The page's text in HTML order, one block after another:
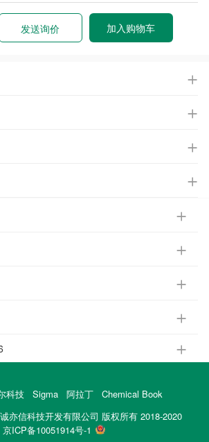
加入购物车
发送询价
科技 Sigma 阿拉丁
Chemical Book
亦信科技开发有限公司 版权所有 2018-2020
京ICP备10051914号-1